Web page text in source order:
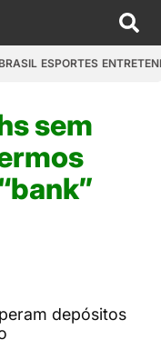
BRASIL ESPORTES
sem
depósitos